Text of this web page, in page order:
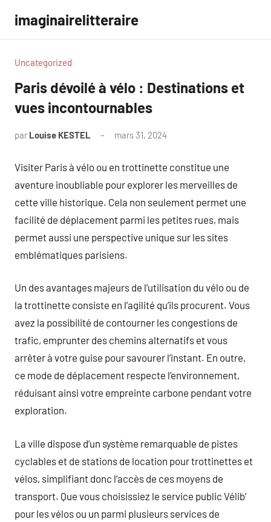
contenu
imaginairelitteraire
Uncategorized
Paris dévoilé à vélo : Destinations et
vues incontournables
par Louise KESTEL mars 31, 2024
Visiter Paris à vélo ou en trottinette constitue une
aventure inoubliable pour explorer les merveilles de
cette ville historique. Cela non seulement permet une
facilité de déplacement parmi les petites rues, mais
permet aussi une perspective unique sur les sites
emblématiques parisiens.
Un des avantages majeurs de l’utilisation du vélo ou de
la trottinette consiste en l’agilité qu’ils procurent. Vous
avez la possibilité de contourner les congestions de
trafic, emprunter des chemins alternatifs et vous
arrêter à votre guise pour savourer l’instant. En outre,
ce mode de déplacement respecte l’environnement,
réduisant ainsi votre empreinte carbone pendant votre
exploration.
La ville dispose d’un système remarquable de pistes
cyclables et de stations de location pour trottinettes et
vélos, simplifiant donc l’accès de ces moyens de
transport. Que vous choisissiez le service public Vélib’
pour les vélos ou un parmi plusieurs services de